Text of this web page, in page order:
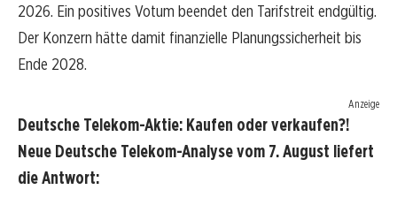
2026. Ein positives Votum beendet den Tarifstreit endgültig.
Der Konzern hätte damit finanzielle Planungssicherheit bis
Ende 2028.
Anzeige
Deutsche Telekom-Aktie: Kaufen oder verkaufen?!
Neue Deutsche Telekom-Analyse vom 7. August liefert
die Antwort: